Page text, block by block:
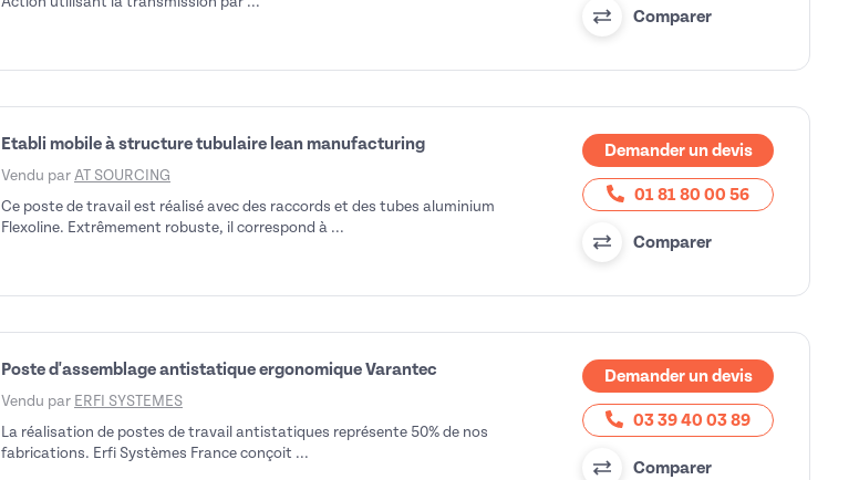
Comparer
Etabli mobile à structure tubulaire lean manufacturing
Vendu par AT SOURCING
Ce poste de travail est réalisé avec des raccords et des tubes aluminium
Flexoline. Extrêmement robuste, il correspond à ...
Demander un devis
01 81 80 00 56
Comparer
Poste d'assemblage antistatique ergonomique Varantec
Vendu par ERFI SYSTEMES
La réalisation de postes de travail antistatiques représente 50% de nos
fabrications. Erfi Systèmes France conçoit ...
Demander un devis
03 39 40 03 89
Comparer